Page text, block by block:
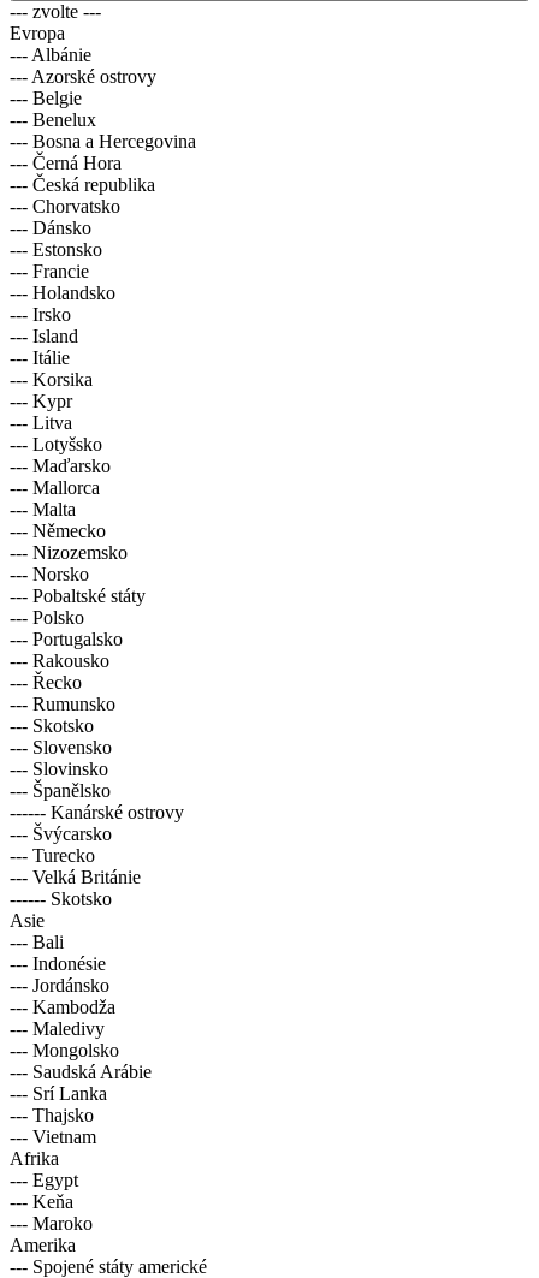
--- zvolte ---
Evropa
--- Albánie
--- Azorské ostrovy
--- Belgie
--- Benelux
--- Bosna a Hercegovina
--- Černá Hora
--- Česká republika
--- Chorvatsko
--- Dánsko
--- Estonsko
--- Francie
--- Holandsko
--- Irsko
--- Island
--- Itálie
--- Korsika
--- Kypr
--- Litva
--- Lotyšsko
--- Maďarsko
--- Mallorca
--- Malta
--- Německo
--- Nizozemsko
--- Norsko
--- Pobaltské státy
--- Polsko
--- Portugalsko
--- Rakousko
--- Řecko
--- Rumunsko
--- Skotsko
--- Slovensko
--- Slovinsko
--- Španělsko
------ Kanárské ostrovy
--- Švýcarsko
--- Turecko
--- Velká Británie
------ Skotsko
Asie
--- Bali
--- Indonésie
--- Jordánsko
--- Kambodža
--- Maledivy
--- Mongolsko
--- Saudská Arábie
--- Srí Lanka
--- Thajsko
--- Vietnam
Afrika
--- Egypt
--- Keňa
--- Maroko
Amerika
--- Spojené státy americké